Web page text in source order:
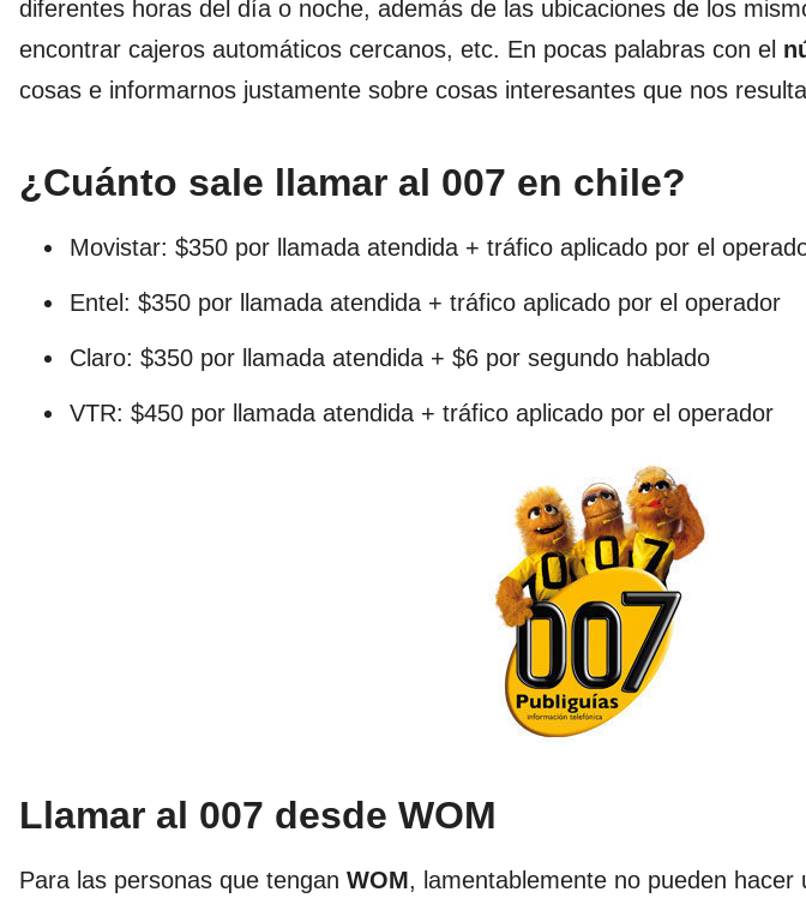
diferentes horas del día o noche, además de las ubicaciones de los
encontrar cajeros automáticos cercanos, etc. En pocas palabras con el
cosas e informarnos justamente sobre cosas interesantes que nos
¿Cuánto sale llamar al 007 en chile?
Movistar: $350 por llamada atendida + tráfico aplicado por el
Entel: $350 por llamada atendida + tráfico aplicado por el operador
Claro: $350 por llamada atendida + $6 por segundo hablado
VTR: $450 por llamada atendida + tráfico aplicado por el operador
Llamar al 007 desde WOM
Para las personas que tengan WOM, lamentablemente no pueden